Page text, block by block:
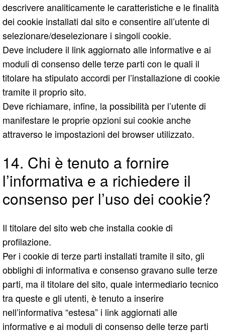
descrivere analiticamente le caratteristiche e le finalità
dei cookie installati dal sito e consentire all’utente di
selezionare/deselezionare i singoli cookie.
Deve includere il link aggiornato alle informative e ai
moduli di consenso delle terze parti con le quali il
titolare ha stipulato accordi per l’installazione di cookie
tramite il proprio sito.
Deve richiamare, infine, la possibilità per l’utente di
manifestare le proprie opzioni sui cookie anche
attraverso le impostazioni del browser utilizzato.
14. Chi è tenuto a fornire
l’informativa e a richiedere il
consenso per l’uso dei cookie?
Il titolare del sito web che installa cookie di
profilazione.
Per i cookie di terze parti installati tramite il sito, gli
obblighi di informativa e consenso gravano sulle terze
parti, ma il titolare del sito, quale intermediario tecnico
tra queste e gli utenti, è tenuto a inserire
nell’informativa “estesa” i link aggiornati alle
informative e ai moduli di consenso delle terze parti